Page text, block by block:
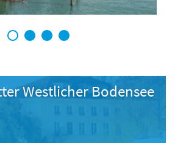
1 2 3 4
Westlicher Bodensee